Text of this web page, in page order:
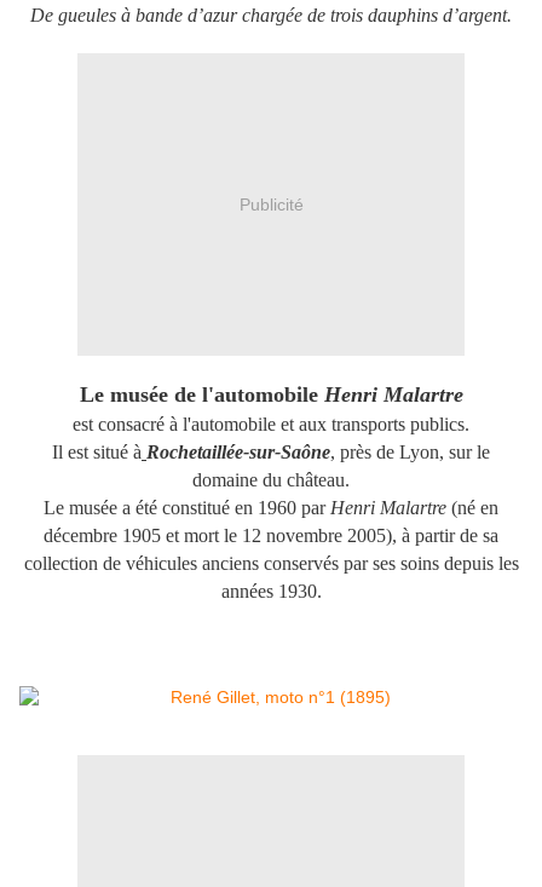
De gueules à bande d’azur chargée de trois dauphins d’argent.
Publicité
Le musée de l'automobile Henri Malartre
est consacré à l'automobile et aux transports publics.
Il est situé à Rochetaillée-sur-Saône, près de Lyon, sur le
domaine du château.
Le musée a été constitué en 1960 par Henri Malartre (né en
décembre 1905 et mort le 12 novembre 2005), à partir de sa
collection de véhicules anciens conservés par ses soins depuis les
années 1930.